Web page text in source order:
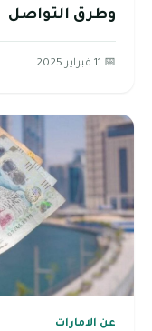
وطرق التواصل
📅 11 فبراير 2025
عن الامارات